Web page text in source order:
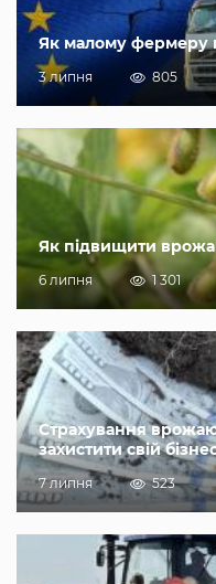
Як малому фермеру
3 липня 805
Як підвищити
6 липня 1 301
Страхування
захистити свій
7 липня 523